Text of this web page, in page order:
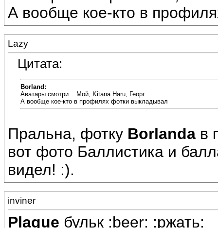
А вообще кое-кто в
Lazy
Цитата:
Borland:
Аватары смотри... Мой, Kitana Haru, Георг ...
А вообще кое-кто в профилях фотки выкладывал
Пральна, фотку Borlandа в
вот фото Баллистика и
видел! :).
inviner
Plague бульк :beer: :ржать: